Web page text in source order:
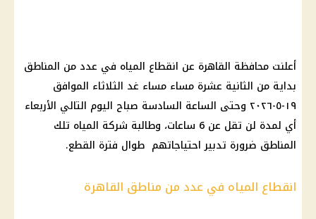
أعلنت محافظة القاهرة عن انقطاع المياه في عدد من المناطق
بداية من الثانية عشرة مساء مساء غد الثلاثاء الموافق
١٩-٥-٢٠٢٦ وحتى الساعة السادسة صباح اليوم التالي الأربعاء
أي لمدة لن تقل عن 6 ساعات، وطالبة شركة المياه تلك
المناطق ضرورة تدبير احتياجاتهم طوال فترة القطع.
انقطاع المياه في عدد من مناطق القاهرة